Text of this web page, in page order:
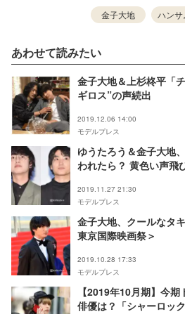
金子大地 ハン
あわせて読みたい
金子大地＆上杉柊平「
ギロス”の声続出
2019.12.06 14:00
モデルプレス
ゆうたろう＆金子大地
われたら？ 黄色い声飛
2019.11.27 21:30
モデルプレス
金子大地、クールなタ
東京国際映画祭＞
2019.10.28 17:33
モデルプレス
【2019年10月期】今
俳優は？「シャーロッ